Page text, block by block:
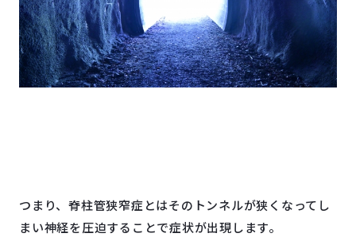
つまり、脊柱管狭窄症とはそのトンネルが狭くなってし
まい神経を圧迫することで症状が出現します。